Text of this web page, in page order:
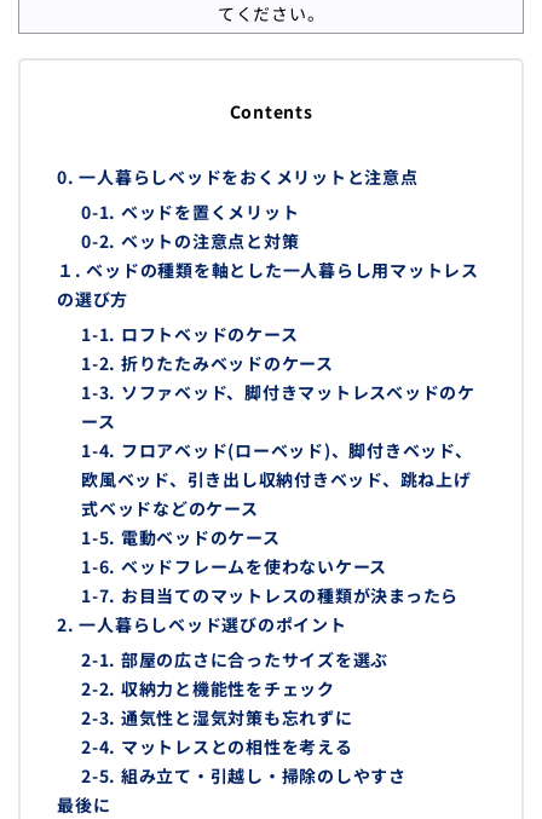
てください。
Contents
0. 一人暮らしベッドをおくメリットと注意点
0-1. ベッドを置くメリット
0-2. ベットの注意点と対策
１. ベッドの種類を軸とした一人暮らし用マットレス
の選び方
1-1. ロフトベッドのケース
1-2. 折りたたみベッドのケース
1-3. ソファベッド、脚付きマットレスベッドのケ
ース
1-4. フロアベッド(ローベッド)、脚付きベッド、
欧風ベッド、引き出し収納付きベッド、跳ね上げ
式ベッドなどのケース
1-5. 電動ベッドのケース
1-6. ベッドフレームを使わないケース
1-7. お目当てのマットレスの種類が決まったら
2. 一人暮らしベッド選びのポイント
2-1. 部屋の広さに合ったサイズを選ぶ
2-2. 収納力と機能性をチェック
2-3. 通気性と湿気対策も忘れずに
2-4. マットレスとの相性を考える
2-5. 組み立て・引越し・掃除のしやすさ
最後に